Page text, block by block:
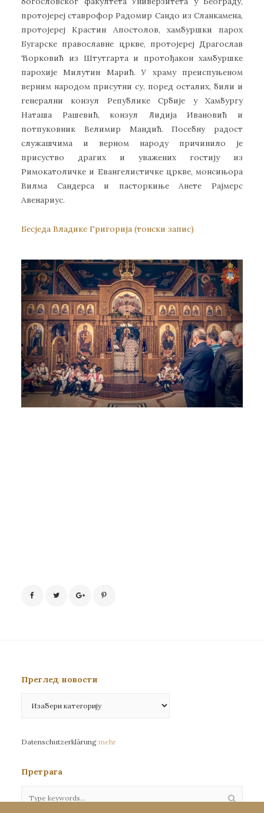
протојереј ставрофор Радомир Сандо из Сланкамена,
протојереј Крастин Апостолов, хамбуршки парох
Бугарске православне цркве, протојереј Драгослав
Ћорковић из Штутгарта и протођакон хамбуршке
парохије Милутин Марић. У храму преиспуњеном
верним народом присутни су, поред осталих, били и
генерални конзул Републике Србије у Хамбургу
Наташа Рашевић, конзул Лидија Ивановић и
потпуковник Велимир Мандић. Посебну радост
служашчима и верном народу причинило је
присуство драгих и уважених гостију из
Римокатоличке и Евангелистичке цркве, монсињора
Вилма Сандерса и пасторкиње Анете Рајмерс
Авенариус.
Бесједа Владике Григорија (тонски запис)
Преглед новости
новости
Datenschutzerklärung mehr
Претрага